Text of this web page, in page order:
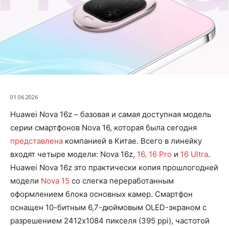
01.06.2026
Huawei Nova 16z – базовая и самая доступная модель
серии смартфонов Nova 16, которая была сегодня
представлена компанией в Китае. Всего в линейку
входят четыре модели: Nova 16z, 16, 16 Pro и 16 Ultra.
Huawei Nova 16z это практически копия прошлогодней
модели Nova 15 со слегка переработанным
оформлением блока основных камер. Смартфон
оснащен 10-битным 6,7-дюймовым OLED-экраном с
разрешением 2412х1084 пикселя (395 ppi), частотой